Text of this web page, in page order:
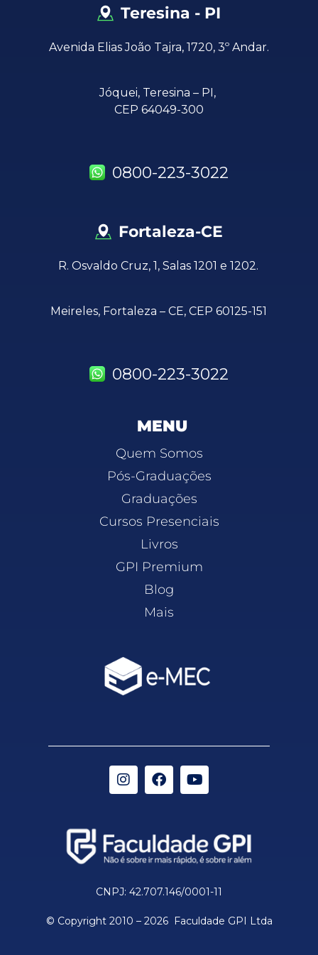
Teresina - PI
Avenida Elias João Tajra, 1720, 3º Andar.
Jóquei, Teresina – PI,
CEP 64049-300
0800-223-3022
Fortaleza-CE
R. Osvaldo Cruz, 1, Salas 1201 e 1202.
Meireles, Fortaleza – CE, CEP 60125-151
0800-223-3022
MENU
Quem Somos
Pós-Graduações
Graduações
Cursos Presenciais
Livros
GPI Premium
Blog
Mais
CNPJ: 42.707.146/0001-11
© Copyright 2010 – 2026 Faculdade GPI Ltda